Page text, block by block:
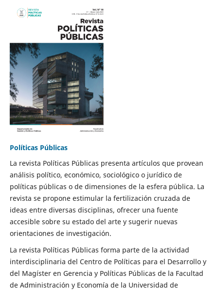
Políticas Públicas
La revista Políticas Públicas presenta artículos que provean
análisis político, económico, sociológico o jurídico de
políticas públicas o de dimensiones de la esfera pública. La
revista se propone estimular la fertilización cruzada de
ideas entre diversas disciplinas, ofrecer una fuente
accesible sobre su estado del arte y sugerir nuevas
orientaciones de investigación.
La revista Políticas Públicas forma parte de la actividad
interdisciplinaria del Centro de Políticas para el Desarrollo y
del Magíster en Gerencia y Políticas Públicas de la Facultad
de Administración y Economía de la Universidad de